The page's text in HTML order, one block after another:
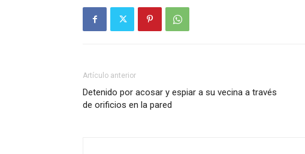
Artículo anterior
Detenido por acosar y espiar a su vecina a través
de orificios en la pared